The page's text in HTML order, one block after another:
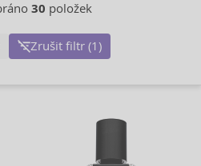
30 položek
Zrušit filtr (1)